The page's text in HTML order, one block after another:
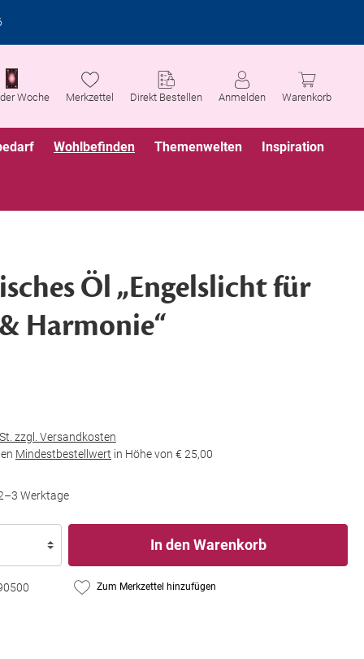
Woche Merkzettel Direkt Bestellen Anmelden Warenkorb
Wohlbefinden Themenwelten Inspiration
Öl „Engelslicht für
Harmonie“
zzgl. Versandkosten
Mindestbestellwert in Höhe von € 25,00
Werktage
In den Warenkorb
Zum Merkzettel hinzufügen